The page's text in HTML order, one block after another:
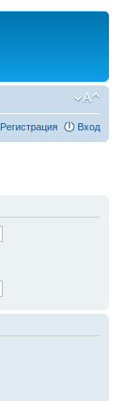
Регистрация Вход